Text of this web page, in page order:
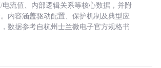
电流值、内部逻辑关系等核心数据，并附
内容涵盖驱动配置、保护机制及典型应
数据参考自杭州士兰微电子官方规格书